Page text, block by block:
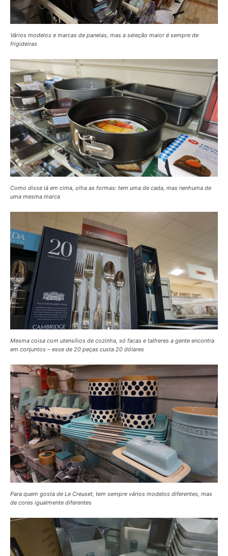
Vários modelos e marcas de panelas, mas a seleção maior é sempre de
frigideiras
Como disse lá em cima, olha as formas: tem uma de cada, mas nenhuma de
uma mesma marca
Mesma coisa com utensílios de cozinha, só facas e talheres a gente encontra
em conjuntos – esse de 20 peças custa 20 dólares
Para quem gosta de Le Creuset, tem sempre vários modelos diferentes, mas
de cores igualmente diferentes